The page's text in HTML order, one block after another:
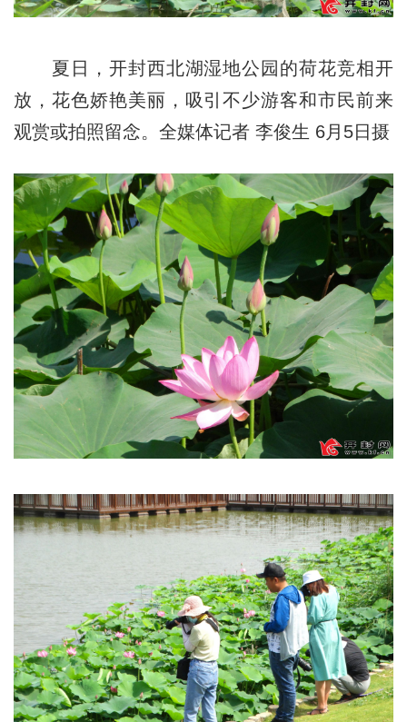
夏日，开封西北湖湿地公园的荷花竞相开
放，花色娇艳美丽，吸引不少游客和市民前来
观赏或拍照留念。全媒体记者 李俊生 6月5日摄